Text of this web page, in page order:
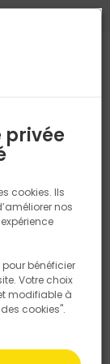
en
privée
cookies. Ils
nos
bénéficier
Votre choix
modifiable à
cookies".
FAIRE
de stock et de
En
les cookies